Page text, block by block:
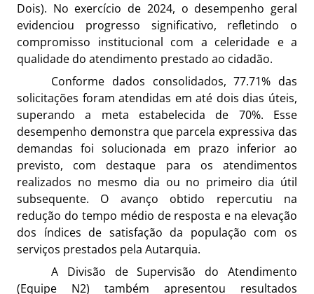
Dois). No exercício de 2024, o desempenho geral
evidenciou progresso significativo, refletindo o
compromisso institucional com a celeridade e a
qualidade do atendimento prestado ao cidadão.
Conforme dados consolidados, 77.71% das
solicitações foram atendidas em até dois dias úteis,
superando a meta estabelecida de 70%. Esse
desempenho demonstra que parcela expressiva das
demandas foi solucionada em prazo inferior ao
previsto, com destaque para os atendimentos
realizados no mesmo dia ou no primeiro dia útil
subsequente. O avanço obtido repercutiu na
redução do tempo médio de resposta e na elevação
dos índices de satisfação da população com os
serviços prestados pela Autarquia.
A Divisão de Supervisão do Atendimento
(Equipe N2) também apresentou resultados